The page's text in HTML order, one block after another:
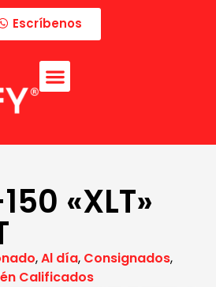
Escríbenos
«XLT»
,Al día, Consignados,
Calificados